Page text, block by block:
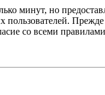
минут, но
Прежде
со всеми